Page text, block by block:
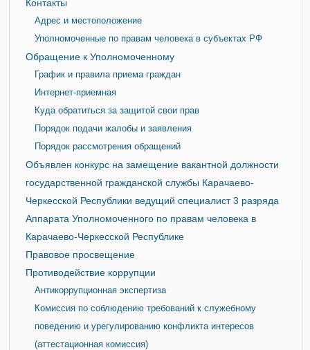
Контакты
Адрес и местоположение
Уполномоченные по правам человека в субъектах РФ
Обращение к Уполномоченному
График и правила приема граждан
Интернет-приемная
Куда обратиться за защитой свои прав
Порядок подачи жалобы и заявления
Порядок рассмотрения обращений
Объявлен конкурс на замещение вакантной должности
государственной гражданской службы Карачаево-
Черкесской Республики ведущий специалист 3 разряда
Аппарата Уполномоченного по правам человека в
Карачаево-Черкесской Республике
Правовое просвещение
Противодействие коррупции
Антикоррупционная экспертиза
Комиссия по соблюдению требований к служебному
поведению и урегулированию конфликта интересов
(аттестационная комиссия)